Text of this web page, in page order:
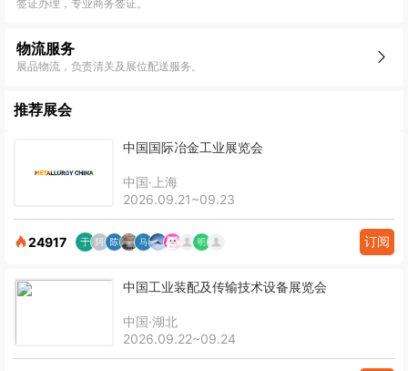
签证办理，专业商务签证。
物流服务
展品物流，负责清关及展位配送服务。
推荐展会
中国国际冶金工业展览会
中国·上海
2026.09.21~09.23
24917 订阅
中国工业装配及传输技术设备展览会
中国·湖北
2026.09.22~09.24